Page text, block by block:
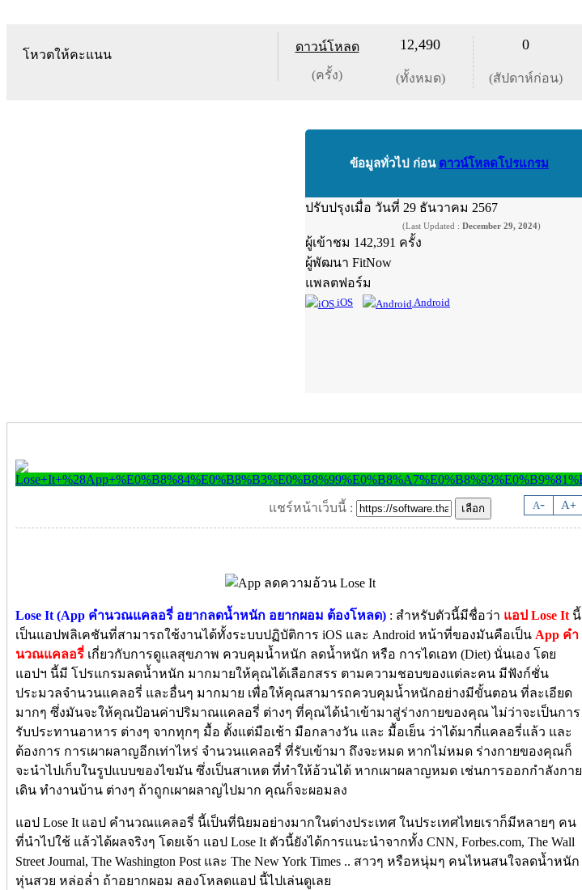
โหวตให้คะแนน
ดาวน์โหลด
(ครั้ง)
12,490
(ทั้งหมด)
0
(สัปดาห์ก่อน)
ข้อมูลทั่วไป ก่อน ดาวน์โหลดโปรแกรม
ปรับปรุงเมื่อ วันที่ 29 ธันวาคม 2567
(Last Updated : December 29, 2024)
ผู้เข้าชม 142,391 ครั้ง
ผู้พัฒนา FitNow
แพลตฟอร์ม
iOS Android
A- A+
แชร์หน้าเว็บนี้ :
Lose It (App คำนวณแคลอรี่ อยากลดน้ำหนัก อยากผอม ต้องโหลด) : สำหรับตัวนี้มีชื่อว่า แอป Lose It นี้
เป็นแอปพลิเคชันที่สามารถใช้งานได้ทั้งระบบปฏิบัติการ iOS และ Android หน้าที่ของมันคือเป็น App คำ
นวณแคลอรี่ เกี่ยวกับการดูแลสุขภาพ ควบคุมน้ำหนัก ลดน้ำหนัก หรือ การไดเอท (Diet) นั่นเอง โดย
แอปฯ นี้มี โปรแกรมลดน้ำหนัก มากมายให้คุณได้เลือกสรร ตามความชอบของแต่ละคน มีฟังก์ชั่น
ประมวลจำนวนแคลอรี่ และอื่นๆ มากมาย เพื่อให้คุณสามารถควบคุมน้ำหนักอย่างมีขั้นตอน ที่ละเอียด
มากๆ ซึ่งมันจะให้คุณป้อนค่าปริมาณแคลอรี่ ต่างๆ ที่คุณได้นำเข้ามาสู่ร่างกายของคุณ ไม่ว่าจะเป็นการ
รับประทานอาหาร ต่างๆ จากทุกๆ มื้อ ตั้งแต่มือเช้า มือกลางวัน และ มื้อเย็น ว่าได้มากี่แคลอรี่แล้ว และ
ต้องการ การเผาผลาญอีกเท่าไหร่ จำนวนแคลอรี่ ที่รับเข้ามา ถึงจะหมด หากไม่หมด ร่างกายของคุณก็
จะนำไปเก็บในรูปแบบของไขมัน ซึ่งเป็นสาเหต ที่ทำให้อ้วนได้ หากเผาผลาญหมด เช่นการออกกำลังกาย
เดิน ทำงานบ้าน ต่างๆ ถ้าถูกเผาผลาญไปมาก คุณก็จะผอมลง
แอป Lose It แอป คำนวณแคลอรี่ นี้เป็นที่นิยมอย่างมากในต่างประเทศ ในประเทศไทยเราก็มีหลายๆ คน
ที่นำไปใช้ แล้วได้ผลจริงๆ โดยเจ้า แอป Lose It ตัวนี้ยังได้การแนะนำจากทั้ง CNN, Forbes.com, The Wall
Street Journal, The Washington Post และ The New York Times .. สาวๆ หรือหนุ่มๆ คนไหนสนใจลดน้ำหนัก
หุ่นสวย หล่อล่ำ ถ้าอยากผอม ลองโหลดแอป นี้ไปเล่นดูเลย